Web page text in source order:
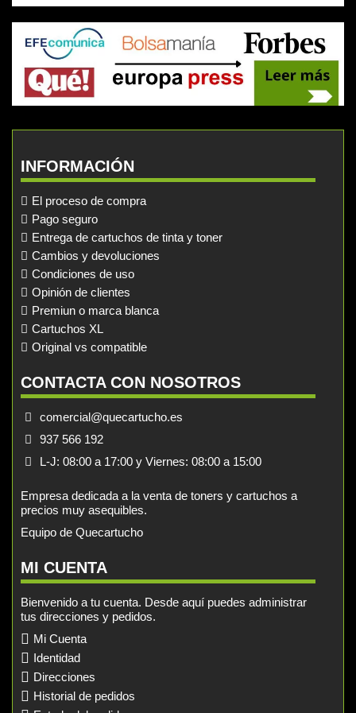
INFORMACIÓN
El proceso de compra
Pago seguro
Entrega de cartuchos de tinta y toner
Cambios y devoluciones
Condiciones de uso
Opinión de clientes
Premiun o marca blanca
Cartuchos XL
Original vs compatible
CONTACTA CON NOSOTROS
comercial@quecartucho.es
937 566 192
L-J: 08:00 a 17:00 y Viernes: 08:00 a 15:00
Empresa dedicada a la venta de toners y cartuchos a
precios muy asequibles.
Equipo de Quecartucho
MI CUENTA
Bienvenido a tu cuenta. Desde aquí puedes administrar
tus direcciones y pedidos.
Mi Cuenta
Identidad
Direcciones
Historial de pedidos